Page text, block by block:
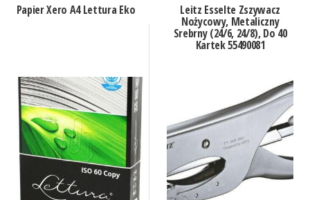
Papier Xero A4 Lettura Eko Leitz Esselte Zszywacz
Nożycowy, Metaliczny
Srebrny (24/6, 24/8), Do 40
Kartek 55490081